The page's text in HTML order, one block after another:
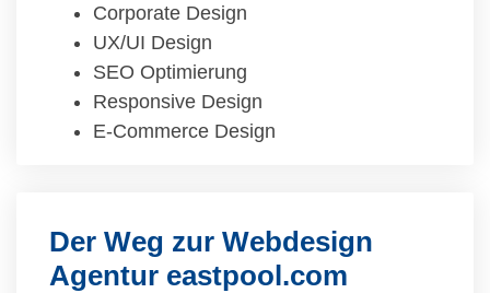
Corporate Design
UX/UI Design
SEO Optimierung
Responsive Design
E-Commerce Design
Der Weg zur Webdesign
Agentur eastpool.com